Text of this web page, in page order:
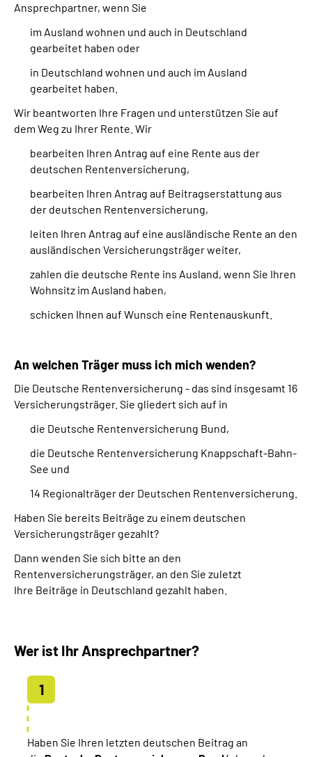
Mein Kundenportal
Ansprechpartner, wenn Sie
im Ausland wohnen und auch in Deutschland
gearbeitet haben oder
in Deutschland wohnen und auch im Ausland
gearbeitet haben.
Wir beantworten Ihre Fragen und unterstützen Sie auf
dem Weg zu Ihrer Rente. Wir
bearbeiten Ihren Antrag auf eine Rente aus der
deutschen Rentenversicherung,
bearbeiten Ihren Antrag auf Beitragserstattung aus
der deutschen Rentenversicherung,
leiten Ihren Antrag auf eine ausländische Rente an den
ausländischen Versicherungsträger weiter,
zahlen die deutsche Rente ins Ausland, wenn Sie Ihren
Wohnsitz im Ausland haben,
schicken Ihnen auf Wunsch eine Rentenauskunft.
An welchen Träger muss ich mich wenden?
Die Deutsche Rentenversicherung - das sind insgesamt 16
Versicherungsträger. Sie gliedert sich auf in
die Deutsche Rentenversicherung Bund,
die Deutsche Rentenversicherung Knappschaft-Bahn-
See und
14 Regionalträger der Deutschen Rentenversicherung.
Haben Sie bereits Beiträge zu einem deutschen
Versicherungsträger gezahlt?
Dann wenden Sie sich bitte an den
Rentenversicherungsträger, an den Sie zuletzt
Ihre Beiträge in Deutschland gezahlt haben.
Wer ist Ihr Ansprechpartner?
Haben Sie Ihren letzten deutschen Beitrag an